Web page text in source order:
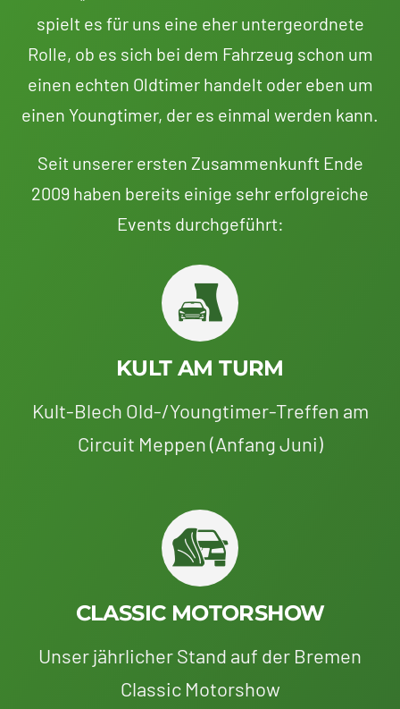
spielt es für uns eine eher untergeordnete
Rolle, ob es sich bei dem Fahrzeug schon um
einen echten Oldtimer handelt oder eben um
einen Youngtimer, der es einmal werden kann.
Seit unserer ersten Zusammenkunft Ende
2009 haben bereits einige sehr erfolgreiche
Events durchgeführt:
KULT AM TURM
Kult-Blech Old-/Youngtimer-Treffen am
Circuit Meppen (Anfang Juni)
CLASSIC MOTORSHOW
Unser jährlicher Stand auf der Bremen
Classic Motorshow